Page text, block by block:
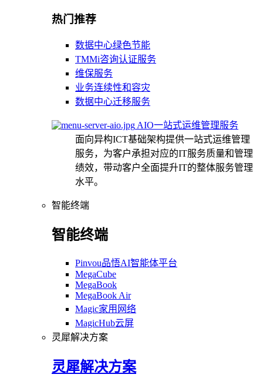
热门推荐
数据中心绿色节能
TMMi咨询认证服务
维保服务
业务连续性和容灾
数据中心迁移服务
AIO一站式运维管理服务
面向异构ICT基础架构提供一站式运维管理
服务，为客户承担对应的IT服务质量和管理
绩效，带动客户全面提升IT的整体服务管理
水平。
智能终端
智能终端
Pinvou品悟AI智能体平台
MegaCube
MegaBook
MegaBook Air
Magic家用网络
MagicHub云屏
灵犀解决方案
灵犀解决方案